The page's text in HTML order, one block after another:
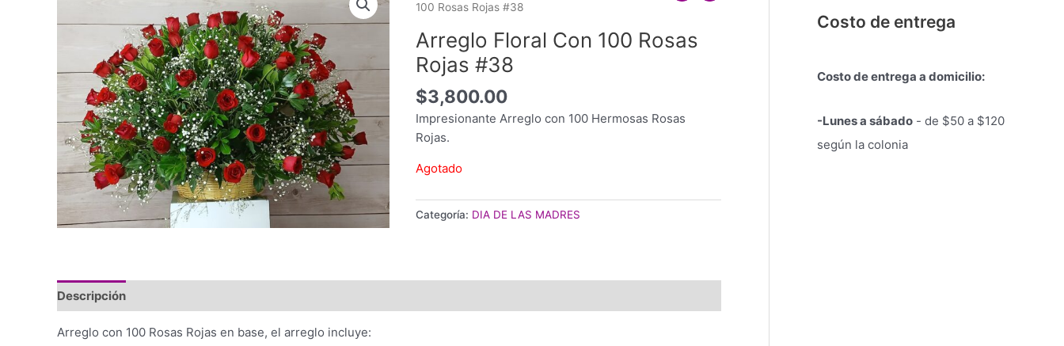
100 Rosas Rojas #38
Arreglo Floral Con 100 Rosas
Rojas #38
$3,800.00
Impresionante Arreglo con 100 Hermosas Rosas
Rojas.
Agotado
Categoría: DIA DE LAS MADRES
Descripción
Arreglo con 100 Rosas Rojas en base, el arreglo incluye:
Costo de entrega
Costo de entrega a domicilio:
-Lunes a sábado - de $50 a $120
según la colonia